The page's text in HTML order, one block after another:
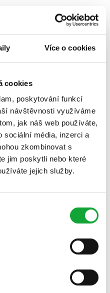
Více o cookies
cookies
poskytování funkcí
návštěvnosti využíváme
jak náš web používáte,
sociální média, inzerci a
zkombinovat s
jim poskytli nebo které
jejich služby.